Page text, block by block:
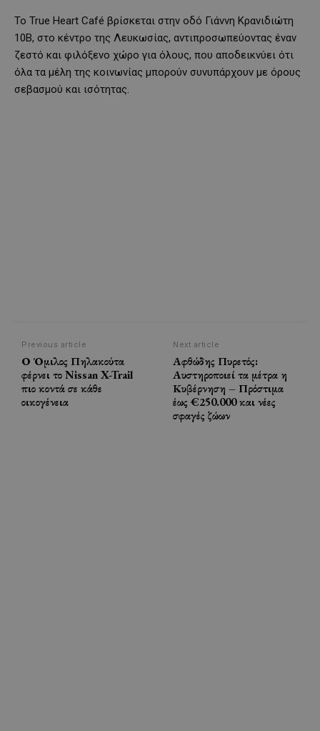
Το True Heart Café βρίσκεται στην οδό Γιάννη Κρανιδιώτη
10Β, στο κέντρο της Λευκωσίας, αντιπροσωπεύοντας έναν
ζεστό και φιλόξενο χώρο για όλους, που αποδεικνύει ότι
όλα τα μέλη της κοινωνίας μπορούν συνυπάρχουν με όρους
σεβασμού και ισότητας.
Previous article
Ο Όμιλος Πηλακούτα
φέρνει το Nissan X-Trail
πιο κοντά σε κάθε
οικογένεια
Next article
Αφθώδης Πυρετός:
Αυστηροποιεί τα μέτρα η
Κυβέρνηση – Πρόστιμα
έως €250.000 και νέες
σφαγές ζώων